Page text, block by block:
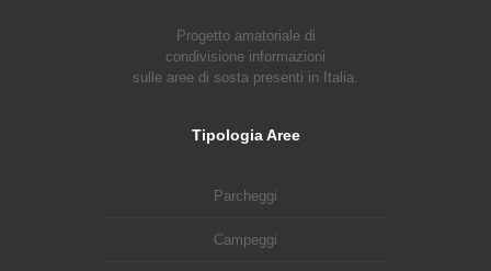
Progetto amatoriale di
condivisione informazioni
sulle aree di sosta presenti in Italia.
Tipologia Aree
Parcheggi
Campeggi